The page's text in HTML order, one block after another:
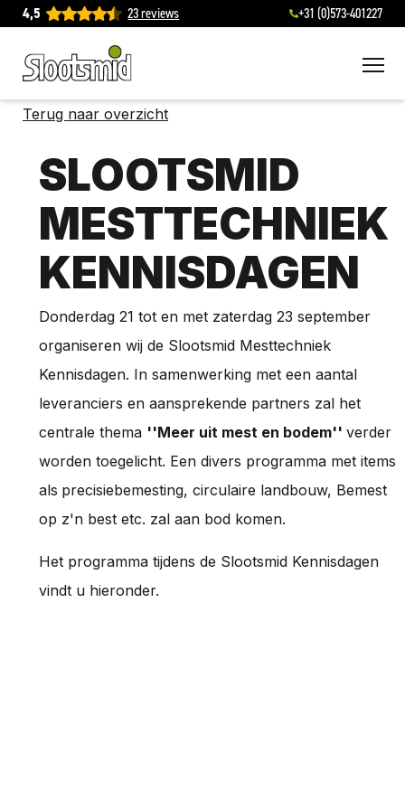
4,5 23 reviews +31 (0)573-401227
Terug naar overzicht
SLOOTSMID
MESTTECHNIEK
KENNISDAGEN
Donderdag 21 tot en met zaterdag 23 september
organiseren wij de Slootsmid Mesttechniek
Kennisdagen. In samenwerking met een aantal
leveranciers en aansprekende partners zal het
centrale thema ''Meer uit mest en bodem'' verder
worden toegelicht. Een divers programma met items
als precisiebemesting, circulaire landbouw, Bemest
op z'n best etc. zal aan bod komen.
Het programma tijdens de Slootsmid Kennisdagen
vindt u hieronder.